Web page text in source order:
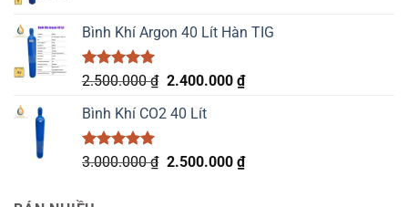
2.500.000 ₫.là:
Bình Khí Argon 40 Lít Hàn TIG
Được xếp
5 sao
2.500.000₫ Giá
là:
2.400.000 ₫Giá
2.400.000 ₫.
Bình Khí CO2 40 Lít
Được xếp
3.000.000₫ Giá
2.500.000 ₫Giá